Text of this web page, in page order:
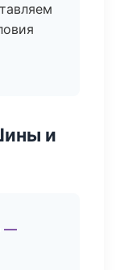
и
—